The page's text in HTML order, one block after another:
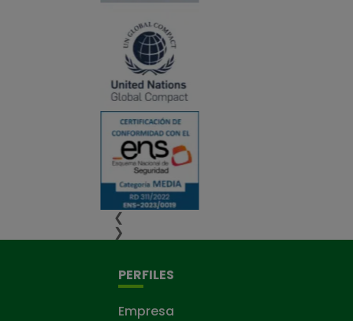
❮
❯
PERFILES
Empresa